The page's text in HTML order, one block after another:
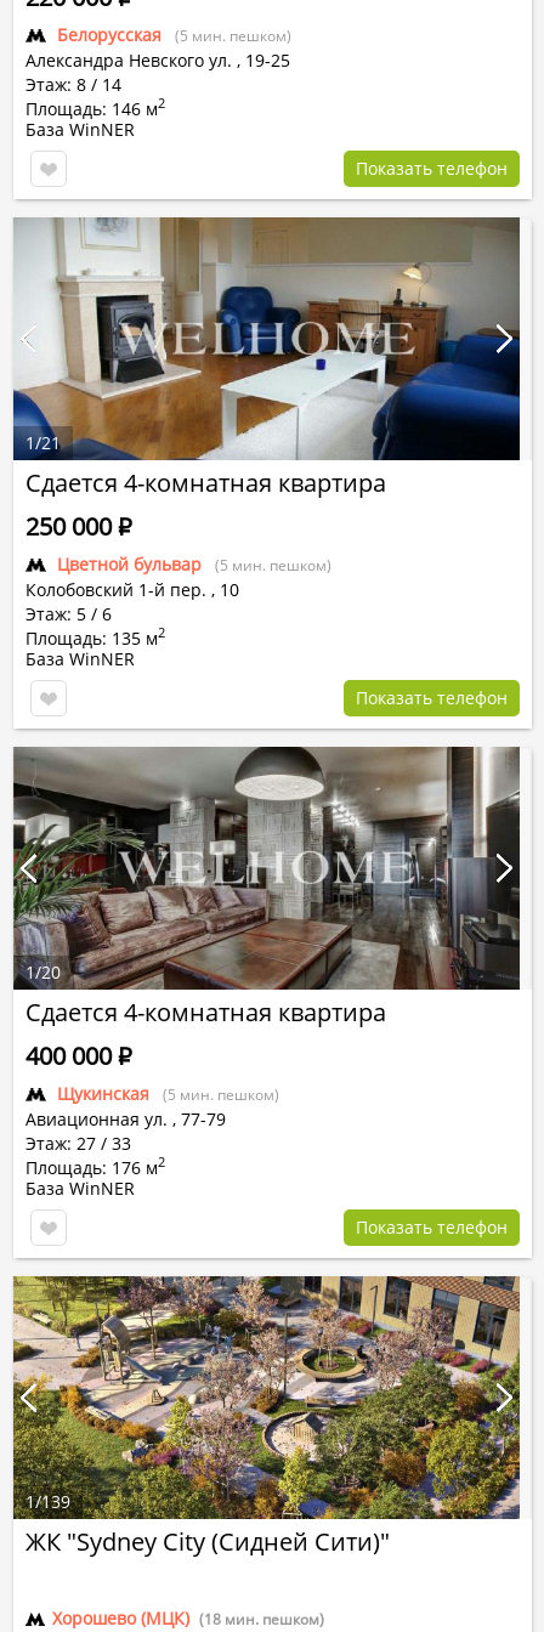
Белорусская (5 мин. пешком)
Александра Невского ул. , 19-25
Этаж: 8 / 14
Площадь: 146 м2
База WinNER
Показать телефон
Сдается 4-комнатная квартира
Цветной бульвар (5 мин. пешком)
Колобовский 1-й пер. , 10
Этаж: 5 / 6
Площадь: 135 м2
250 000Р
База WinNER
Показать телефон
1/21
Сдается 4-комнатная квартира
Щукинская (5 мин. пешком)
Авиационная ул. , 77-79
Этаж: 27 / 33
Площадь: 176 м2
400 000Р
База WinNER
Показать телефон
1/20
ЖК "Sydney City (Сидней Сити)"
Хорошево (МЦК) (18 мин. пешком)
1/139